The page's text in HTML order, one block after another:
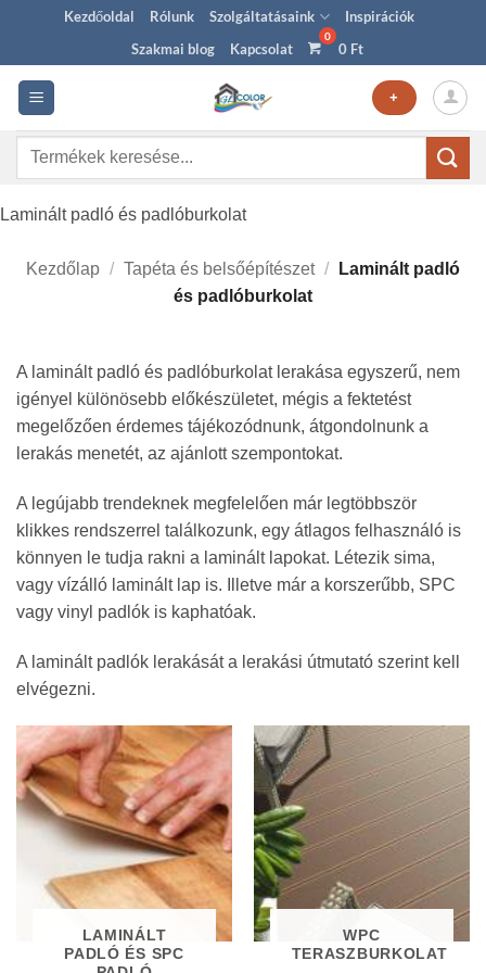
content
Kezdőoldal Rólunk Szolgáltatásaink
Inspirációk
Szakmai blog
Kapcsolat 0 Ft
+
Keresés
Laminált padló és padlóburkolat
Kezdőlap / Tapéta és belsőépítészet /
Laminált padló
és padlóburkolat
A laminált padló és padlóburkolat lerakása egyszerű, nem
igényel különösebb előkészületet, mégis a fektetést
megelőzően érdemes tájékozódnunk, átgondolnunk a
lerakás menetét, az ajánlott szempontokat.
A legújabb trendeknek megfelelően már legtöbbször
klikkes rendszerrel találkozunk, egy átlagos felhasználó is
könnyen le tudja rakni a laminált lapokat. Létezik sima,
vagy vízálló laminált lap is. Illetve már a korszerűbb, SPC
vagy vinyl padlók is kaphatóak.
A laminált padlók lerakását a lerakási útmutató szerint kell
elvégezni.
LAMINÁLT
PADLÓ ÉS SPC
WPC
TERASZBURKOLAT